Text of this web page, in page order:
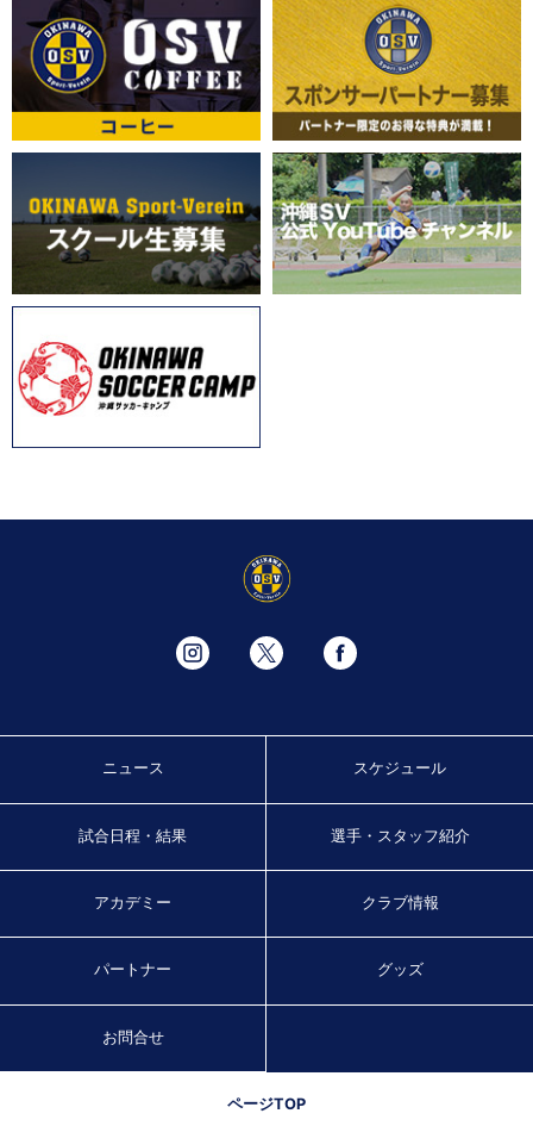
ニュース スケジュール
試合日程・結果 選手・スタッフ紹介
アカデミー クラブ情報
パートナー グッズ
お問合せ
ページTOP